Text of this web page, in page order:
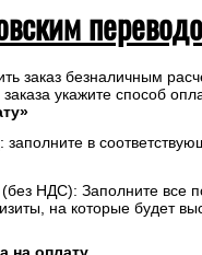
заказ безналичным
укажите способ
заполните в
НДС): Заполните все
на которые будет